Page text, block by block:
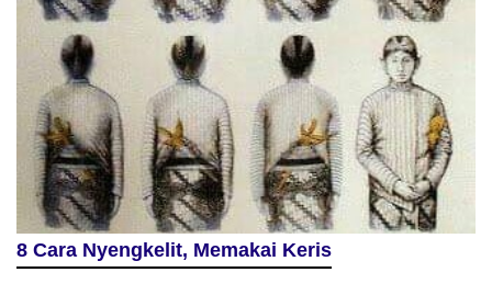
8 Cara Nyengkelit, Memakai Keris